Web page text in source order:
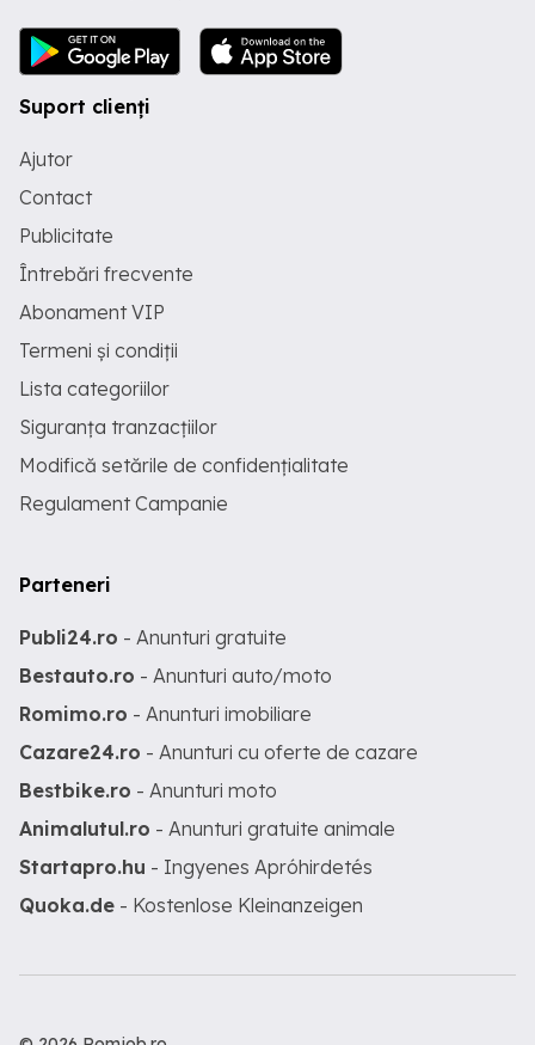
Suport clienți
Ajutor
Contact
Publicitate
Întrebări frecvente
Abonament VIP
Termeni și condiții
Lista categoriilor
Siguranța tranzacțiilor
Modifică setările de confidențialitate
Regulament Campanie
Parteneri
Publi24.ro - Anunturi gratuite
Bestauto.ro - Anunturi auto/moto
Romimo.ro - Anunturi imobiliare
Cazare24.ro - Anunturi cu oferte de cazare
Bestbike.ro - Anunturi moto
Animalutul.ro - Anunturi gratuite animale
Startapro.hu - Ingyenes Apróhirdetés
Quoka.de - Kostenlose Kleinanzeigen